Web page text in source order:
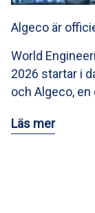
Algeco är
World
2026 startar i
och Algeco,
Läs mer